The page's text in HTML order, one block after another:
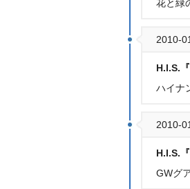
花と緑
2010-
H.I.S.
ハイナ
2010-
H.I.S.
GWグ